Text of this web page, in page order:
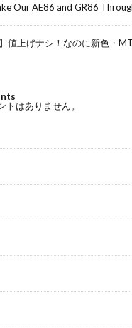
Our AE86 and GR86
】値上げナシ！なのに新色・
トはありません。